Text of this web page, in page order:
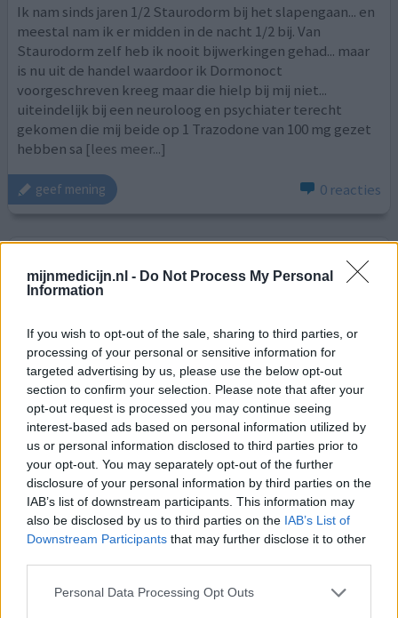
mijnmedicijn.nl - Do Not Process My Personal
Information
If you wish to opt-out of the sale, sharing to third parties, or
processing of your personal or sensitive information for
targeted advertising by us, please use the below opt-out
section to confirm your selection. Please note that after your
opt-out request is processed you may continue seeing
interest-based ads based on personal information utilized by
us or personal information disclosed to third parties prior to
your opt-out. You may separately opt-out of the further
disclosure of your personal information by third parties on the
IAB’s list of downstream participants. This information may
also be disclosed by us to third parties on the IAB’s List of
Downstream Participants that may further disclose it to other
Personal Data Processing Opt Outs
Ik nam sinds jaren 1/2 Staurodorm bij het slapengaan... en
meestal nam ik er midden in de nacht 1/2 bij. Van
Staurodorm zelf heb ik nooit bijwerkingen gehad... maar
is nu uit de handel waardoor ik Dormonoct
voorgeschreven kreeg maar die hielp bij mij niet...
uiteindelijk bij een neuroloog en psychiater terecht
gekomen die mij beide op 1 Trazodone van 100 mg gezet
hebben sa [lees meer...]
geef mening 0 reacties
29-11-2020 | Vrouw | 45
flurazepam (15mg)
Effectiviteit
Hoeveelheid bijwerkingen
Heb 8 jaar lang stauradorm gebruikt, nu uit de handel.
Heb met laatste doosje proberen af te bouwen, maar na
2 weken zonder kreeg ik hevige paniekaanvallen,
spanningshoofdpijn, oorsuizingen, maagzuur, .. Ik heb al
van alles geprobeerd ter vervanging, andere benzo's om
van daaruit te kunnen afbouwen, maar daar werd ik ijl van
in mijn hoofd, dan anti-depressiva, maar heb mee[lees
geef mening 0 reacties